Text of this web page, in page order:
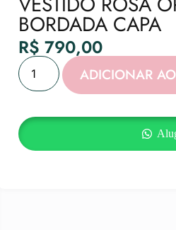
BORDADA CAPA
R$ 790,00
ADICIONAR